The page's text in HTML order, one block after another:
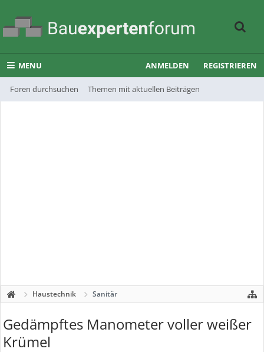
MENU
Foren durchsuchen Themen mit aktuellen Beiträgen
ANMELDEN REGISTRIEREN
Haustechnik Sanitär
Gedämpftes Manometer voller weißer
Krümel